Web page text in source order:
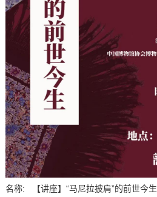
名称: 【讲座】“马尼拉披肩”的前世今生